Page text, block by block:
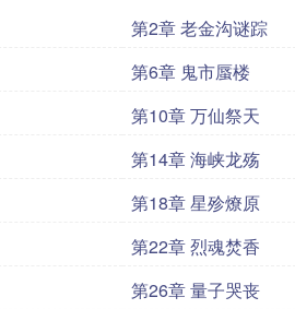
第2章 老金沟谜踪
第6章 鬼市蜃楼
第10章 万仙祭天
第14章 海峡龙殇
第18章 星殄燎原
第22章 烈魂焚香
第26章 量子哭丧